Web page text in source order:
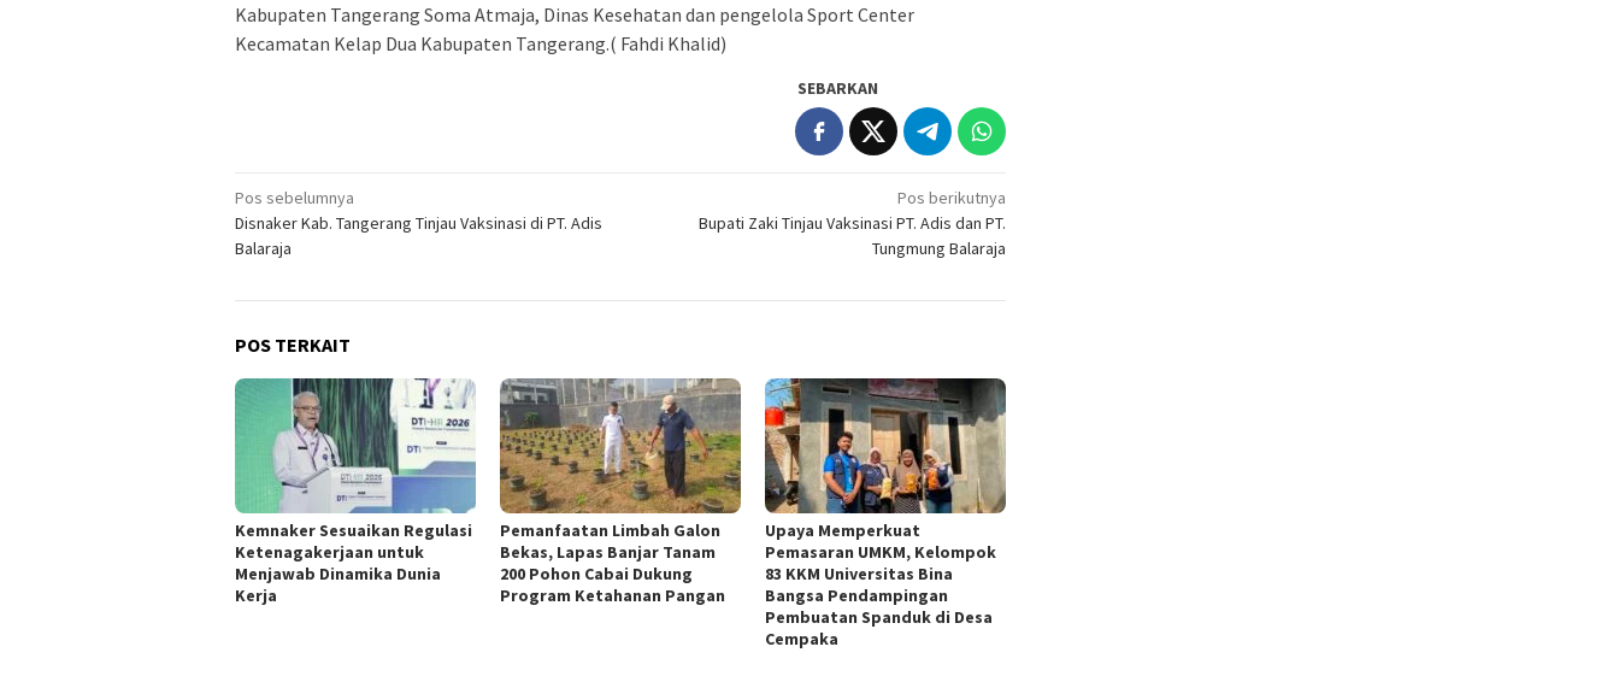
Kabupaten Tangerang Soma Atmaja, Dinas Kesehatan dan pengelola Sport Center
Kecamatan Kelap Dua Kabupaten Tangerang.( Fahdi Khalid)
SEBARKAN
Navigasi
pos
Pos sebelumnya
Disnaker Kab. Tangerang Tinjau Vaksinasi di PT. Adis
Balaraja
Pos berikutnya
Bupati Zaki Tinjau Vaksinasi PT. Adis dan PT.
Tungmung Balaraja
POS TERKAIT
Kemnaker Sesuaikan Regulasi
Ketenagakerjaan untuk
Menjawab Dinamika Dunia
Kerja
Pemanfaatan Limbah Galon
Bekas, Lapas Banjar Tanam
200 Pohon Cabai Dukung
Program Ketahanan Pangan
Upaya Memperkuat
Pemasaran UMKM, Kelompok
83 KKM Universitas Bina
Bangsa Pendampingan
Pembuatan Spanduk di Desa
Cempaka